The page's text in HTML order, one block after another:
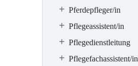
Pferdepfleger/in
Pflegeassistent/in
Pflegedienstleitung
Pflegefachassistent/in